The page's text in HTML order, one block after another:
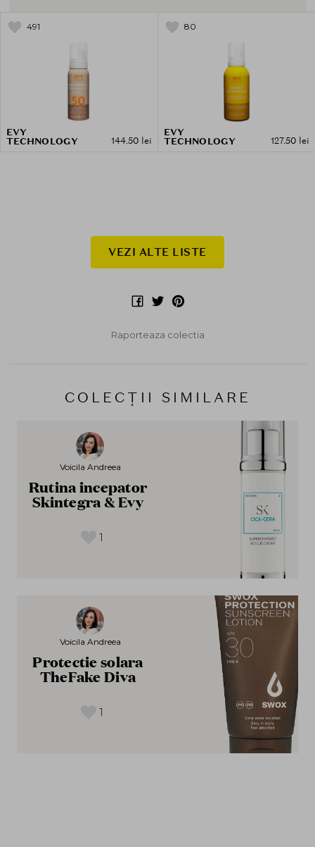
491
EVY
TECHNOLOGY 144.50 lei
80
EVY
TECHNOLOGY 127.50 lei
VEZI ALTE LISTE
Raporteaza colectia
COLECȚII SIMILARE
Voicila Andreea
Rutina incepator
Skintegra & Evy
1
Voicila Andreea
Protectie solara
TheFake Diva
1